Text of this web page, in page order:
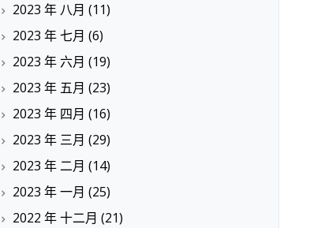
2023 年 八月 (11)
2023 年 七月 (6)
2023 年 六月 (19)
2023 年 五月 (23)
2023 年 四月 (16)
2023 年 三月 (29)
2023 年 二月 (14)
2023 年 一月 (25)
2022 年 十二月 (21)